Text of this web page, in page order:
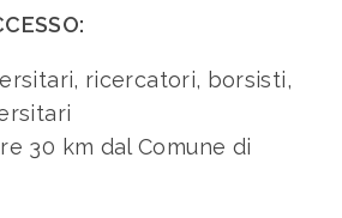
ricercatori, borsisti,
30 km dal Comune di